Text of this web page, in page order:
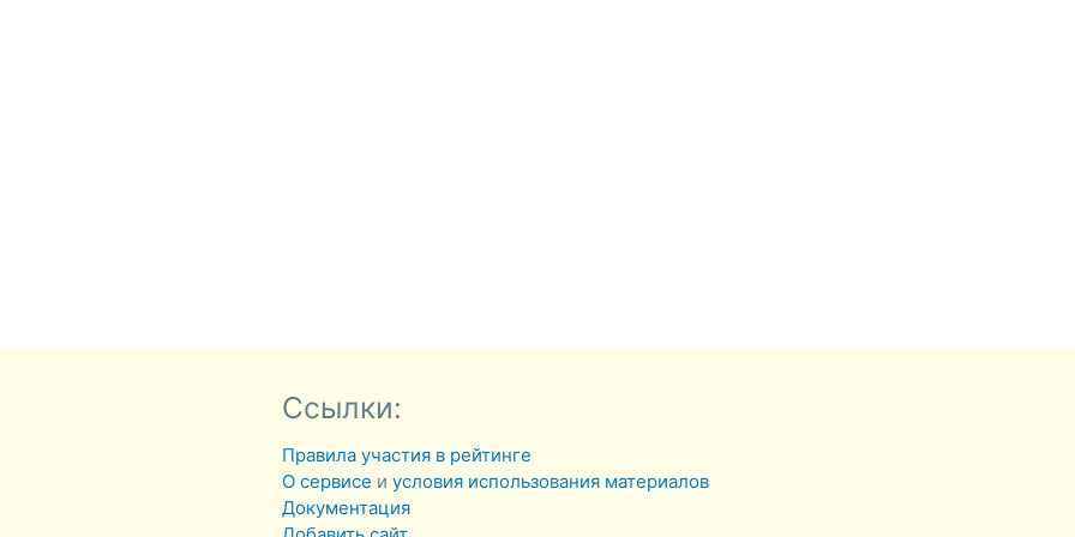
Ссылки:
Правила участия в рейтинге
О сервисе иусловия использования материалов
Документация